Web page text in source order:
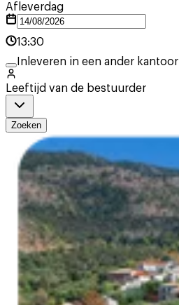
Afleverdag
13:30
Inleveren in een ander kantoor
Leeftijd van de bestuurder
Zoeken